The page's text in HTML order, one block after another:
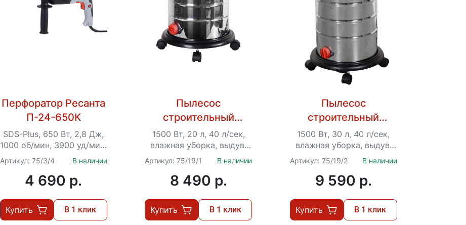
Перфоратор Ресанта
П-24-650К
SDS-Plus, 650 Вт, 2,8 Дж,
1000 об/мин, 3900 уд/мин,
2.3 кг, кейс
Артикул: 75/3/4 В наличии
4 690 p.
Купить В 1 клик
Пылесос
строительный
Ресанта ПС-1500/20
1500 Вт, 20 л, 40 л/сек,
влажная уборка, выдув,
розетка для инструмента
Артикул: 75/19/1 В наличии
8 490 p.
Купить В 1 клик
Пылесос
строительный
Ресанта ПС-1500/30
1500 Вт, 30 л, 40 л/сек,
влажная уборка, выдув,
розетка для инструмента
Артикул: 75/19/2 В наличии
9 590 p.
Купить В 1 клик